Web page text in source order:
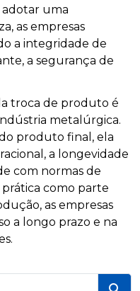
uma
as empresas
a integridade de
a segurança de
troca de produto é
metalúrgica.
produto final, ela
a longevidade
com normas de
prática como parte
as empresas
a longo prazo e na